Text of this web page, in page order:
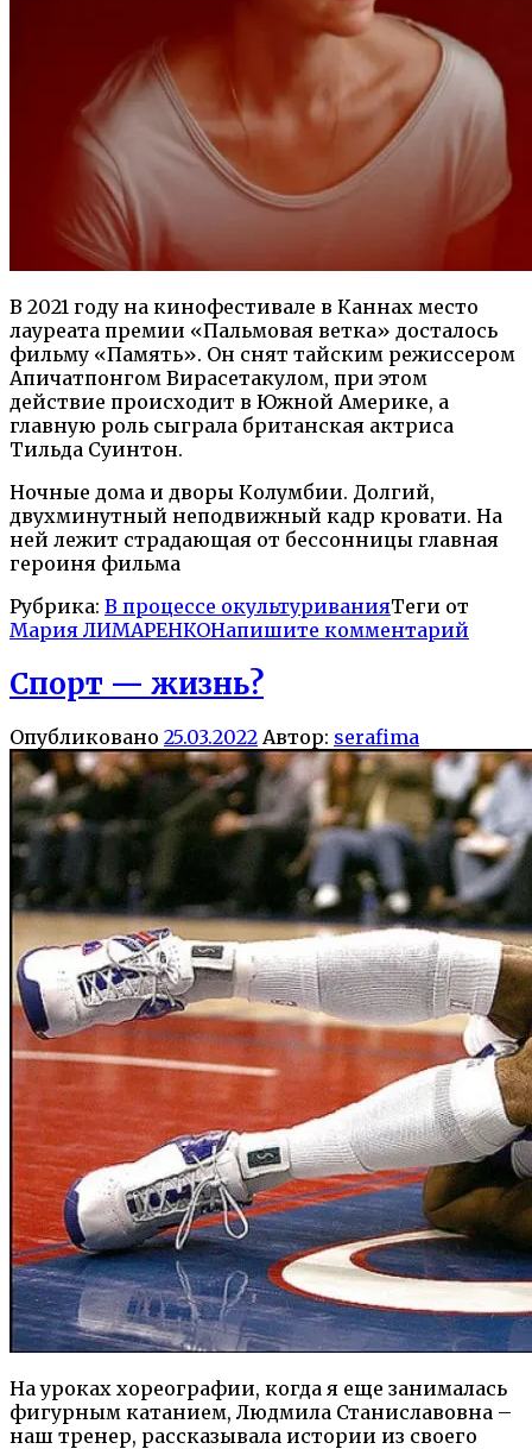
В 2021 году на кинофестивале в Каннах место
лауреата премии «Пальмовая ветка» досталось
фильму «Память». Он снят тайским режиссером
Апичатпонгом Вирасетакулом, при этом
действие происходит в Южной Америке, а
главную роль сыграла британская актриса
Тильда Суинтон.
Ночные дома и дворы Колумбии. Долгий,
двухминутный неподвижный кадр кровати. На
ней лежит страдающая от бессонницы главная
героиня фильма
Рубрика: В процессе окультуриванияТеги от
Мария ЛИМАРЕНКОНапишите комментарий
Спорт — жизнь?
Опубликовано 25.03.2022 Автор: serafima
На уроках хореографии, когда я еще занималась
фигурным катанием, Людмила Станиславовна –
наш тренер, рассказывала истории из своего